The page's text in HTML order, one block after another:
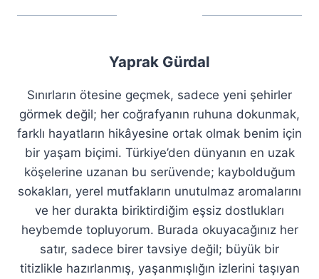
Yaprak Gürdal
Sınırların ötesine geçmek, sadece yeni şehirler
görmek değil; her coğrafyanın ruhuna dokunmak,
farklı hayatların hikâyesine ortak olmak benim için
bir yaşam biçimi. Türkiye’den dünyanın en uzak
köşelerine uzanan bu serüvende; kaybolduğum
sokakları, yerel mutfakların unutulmaz aromalarını
ve her durakta biriktirdiğim eşsiz dostlukları
heybemde topluyorum. Burada okuyacağınız her
satır, sadece birer tavsiye değil; büyük bir
titizlikle hazırlanmış, yaşanmışlığın izlerini taşıyan